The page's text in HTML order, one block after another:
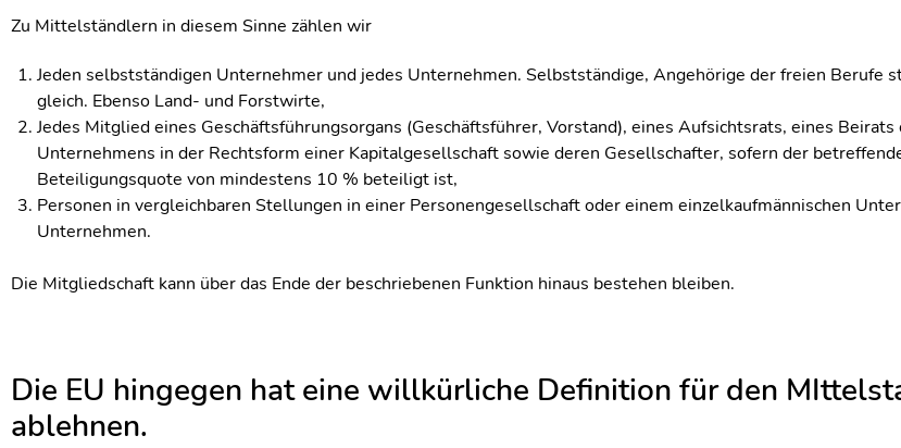
Zu Mittelständlern in diesem Sinne zählen wir
Jeden selbstständigen Unternehmer und jedes Unternehmen. Selbstständige, Angehörige der freien Berufe
gleich. Ebenso Land- und Forstwirte,
Jedes Mitglied eines Geschäftsführungsorgans (Geschäftsführer, Vorstand), eines Aufsichtsrats, eines
Unternehmens in der Rechtsform einer Kapitalgesellschaft sowie deren Gesellschafter, sofern der
Beteiligungsquote von mindestens 10 % beteiligt ist,
Personen in vergleichbaren Stellungen in einer Personengesellschaft oder einem einzelkaufmännischen
Unternehmen.
Die Mitgliedschaft kann über das Ende der beschriebenen Funktion hinaus bestehen bleiben.
Die EU hingegen hat eine willkürliche Definition für den
ablehnen.